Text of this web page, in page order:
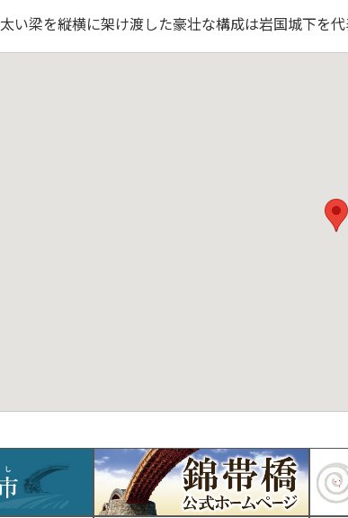
太い梁を縦横に架け渡した豪壮な構成は岩国城下を